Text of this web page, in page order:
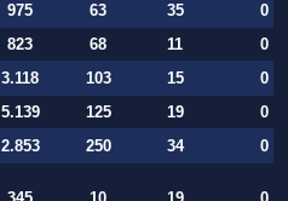
975 63 35
0
823 68 11
0
3.118 103 15
0
5.139 125 19
0
2.853 250 34 0